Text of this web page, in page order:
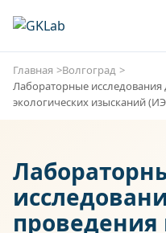
Главная
Волгоград
Лабораторные
экологических изысканий